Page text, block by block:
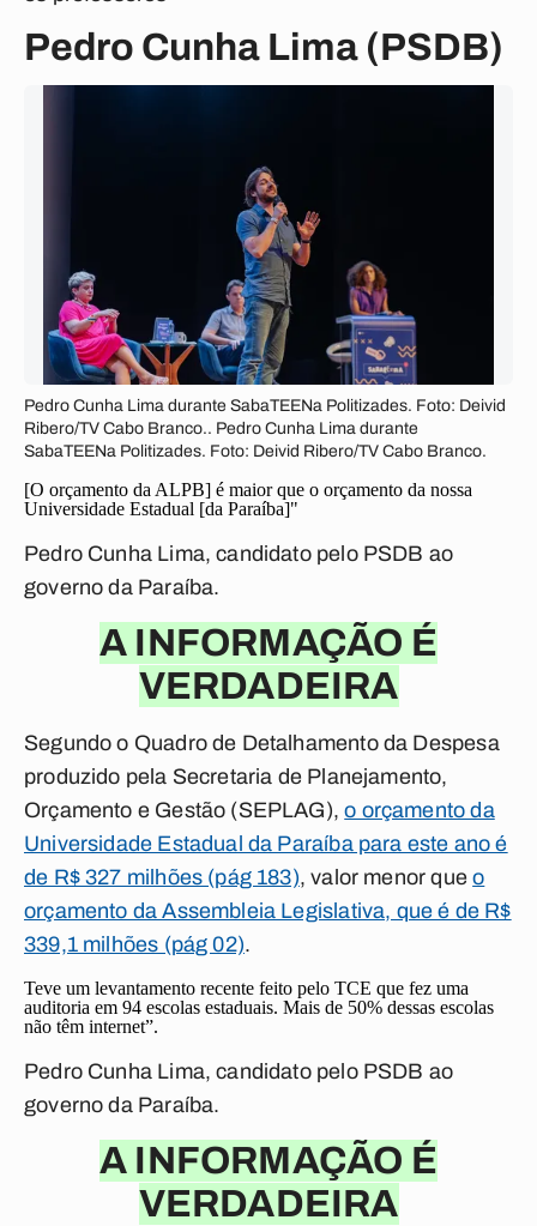
Pedro Cunha Lima (PSDB)
Pedro Cunha Lima durante SabaTEENa Politizades. Foto: Deivid
Ribero/TV Cabo Branco.. Pedro Cunha Lima durante
SabaTEENa Politizades. Foto: Deivid Ribero/TV Cabo Branco.
[O orçamento da ALPB] é maior que o orçamento da nossa
Universidade Estadual [da Paraíba]"
Pedro Cunha Lima, candidato pelo PSDB ao
governo da Paraíba.
A INFORMAÇÃO É
VERDADEIRA
Segundo o Quadro de Detalhamento da Despesa
produzido pela Secretaria de Planejamento,
Orçamento e Gestão (SEPLAG),o orçamento da
Universidade Estadual da Paraíba para este ano é
de R$ 327 milhões (pág 183), valor menor queo
orçamento da Assembleia Legislativa, que é de R$
339,1 milhões (pág 02).
Teve um levantamento recente feito pelo TCE que fez uma
auditoria em 94 escolas estaduais. Mais de 50% dessas escolas
não têm internet”.
Pedro Cunha Lima, candidato pelo PSDB ao
governo da Paraíba.
A INFORMAÇÃO É
VERDADEIRA